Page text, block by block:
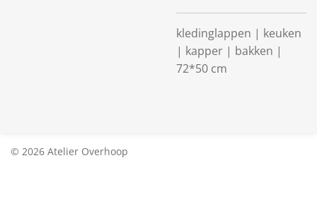
kledinglappen | keuken
| kapper | bakken |
72*50 cm
© 2026 Atelier Overhoop